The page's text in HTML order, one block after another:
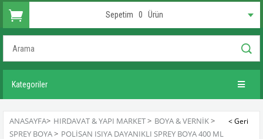
Sepetim 0 Ürün
Kategoriler
ANASAYFA> HIRDAVAT & YAPI MARKET> BOYA & VERNIK>
SPREY BOYA> POLISAN ISIYA DAYANIKLI SPREY BOYA 400 ML